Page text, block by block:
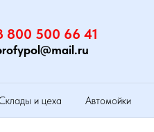
800 500 66 41
и цеха Автомойки